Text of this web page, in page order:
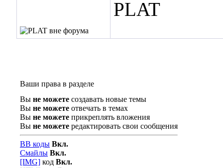
PLAT
Ваши права в разделе
Вы не можете создавать новые темы
Вы не можете отвечать в темах
Вы не можете прикреплять вложения
Вы не можете редактировать свои сообщения
BB коды Вкл.
Смайлы Вкл.
[IMG] код Вкл.